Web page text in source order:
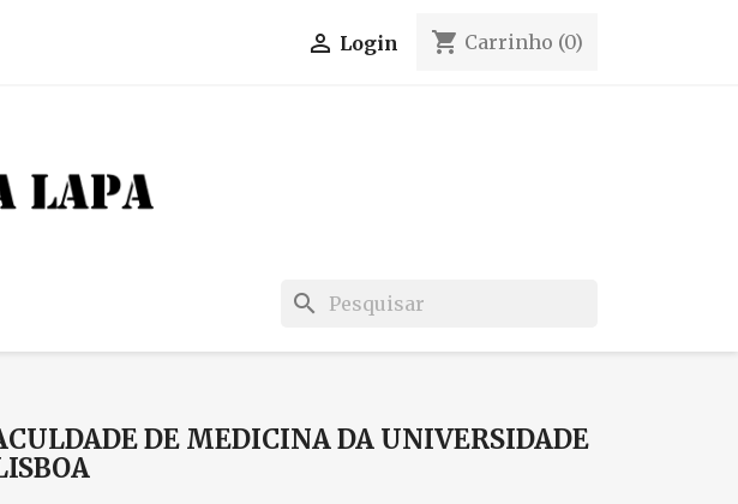
 Login shopping_cart Carrinho (0)
search
DE MEDICINA DA UNIVERSIDADE